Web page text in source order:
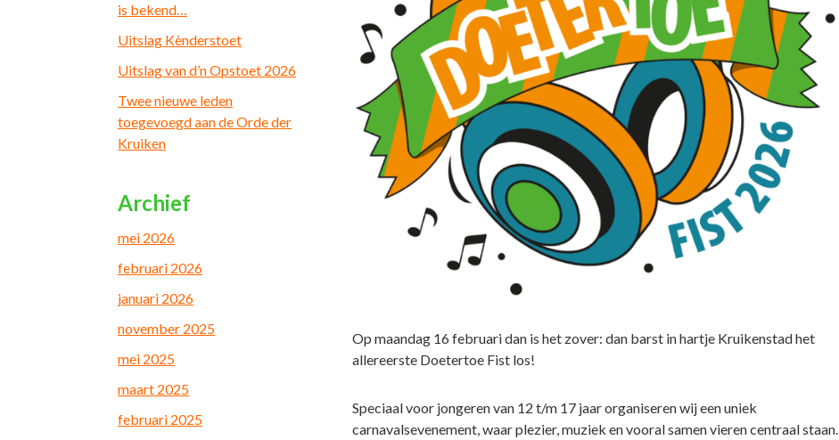
is bekend…
Uitslag Kènderstoet
Uitslag van d’n Opstoet 2026
Twee nieuwe leden
toegevoegd aan de Orde der
Kruiken
Archief
mei 2026
februari 2026
januari 2026
november 2025
mei 2025
maart 2025
februari 2025
Op maandag 16 februari dan is het zover: dan barst in hartje Kruikenstad het
allereerste Doetertoe Fist los!
Speciaal voor jongeren van 12 t/m 17 jaar organiseren wij een uniek
carnavalsevenement, waar plezier, muziek en vooral samen vieren centraal staan.